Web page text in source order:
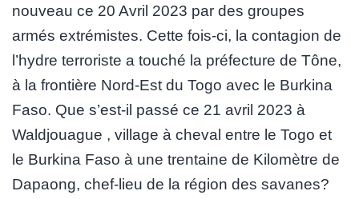
nouveau ce 20 Avril 2023 par des groupes
armés extrémistes. Cette fois-ci, la contagion de
l’hydre terroriste a touché la préfecture de Tône,
à la frontière Nord-Est du Togo avec le Burkina
Faso. Que s’est-il passé ce 21 avril 2023 à
Waldjouague , village à cheval entre le Togo et
le Burkina Faso à une trentaine de Kilomètre de
Dapaong, chef-lieu de la région des savanes?